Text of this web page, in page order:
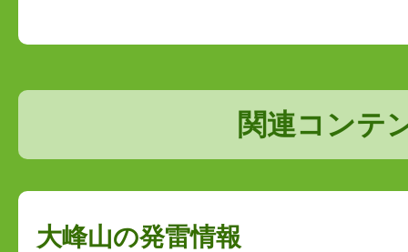
関連コンテ
大峰山の発雷情報